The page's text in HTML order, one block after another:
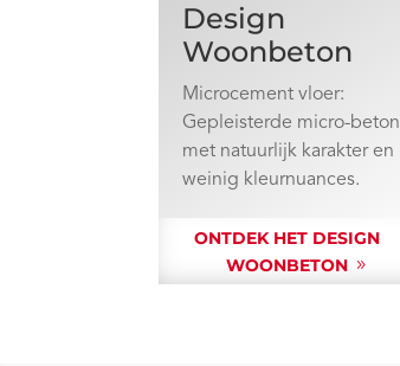
Design
Woonbeton
Microcement vloer:
Gepleisterde micro-beton
met natuurlijk karakter en
weinig kleurnuances.
ONTDEK HET DESIGN
WOONBETON